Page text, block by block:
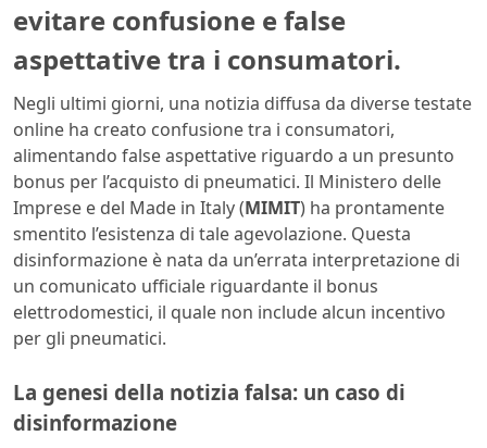
evitare confusione e false
aspettative tra i consumatori.
Negli ultimi giorni, una notizia diffusa da diverse testate
online ha creato confusione tra i consumatori,
alimentando false aspettative riguardo a un presunto
bonus per l’acquisto di pneumatici. Il Ministero delle
Imprese e del Made in Italy (MIMIT) ha prontamente
smentito l’esistenza di tale agevolazione. Questa
disinformazione è nata da un’errata interpretazione di
un comunicato ufficiale riguardante il bonus
elettrodomestici, il quale non include alcun incentivo
per gli pneumatici.
La genesi della notizia falsa: un caso di
disinformazione